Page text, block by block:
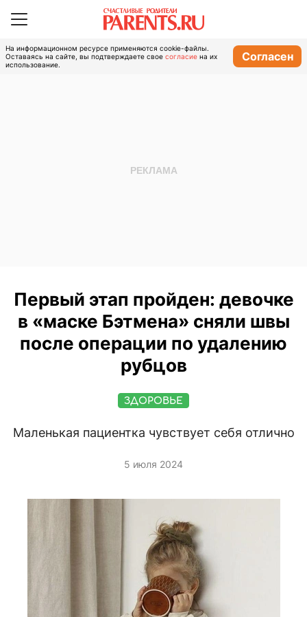
На информационном ресурсе применяются cookie-файлы.
Оставаясь на сайте, вы подтверждаете свое согласие на их
использование.
Согласен
Первый этап пройден: девочке
в «маске Бэтмена» сняли швы
после операции по удалению
рубцов
ЗДОРОВЬЕ
Маленькая пациентка чувствует себя отлично
5 июля 2024